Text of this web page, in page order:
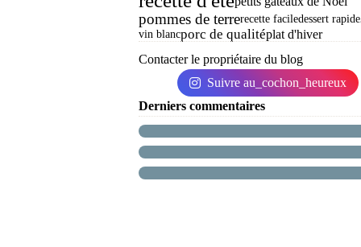
pommes de terrerecette faciledessert rapide
vin blancporc de qualitéplat d'hiver
Contacter le propriétaire du blog
Suivre au_cochon_heureux
Derniers commentaires